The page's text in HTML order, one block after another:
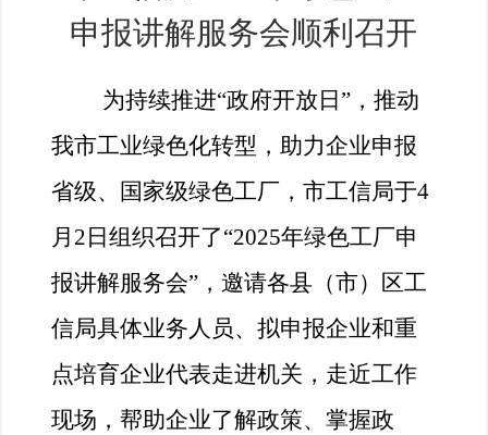
申报讲解服务会顺利召开
为持续推进“政府开放日”，推动
我市工业绿色化转型，助力企业申报
省级、国家级绿色工厂，市工信局于4
月2日组织召开了“2025年绿色工厂申
报讲解服务会”，邀请各县（市）区工
信局具体业务人员、拟申报企业和重
点培育企业代表走进机关，走近工作
现场，帮助企业了解政策、掌握政